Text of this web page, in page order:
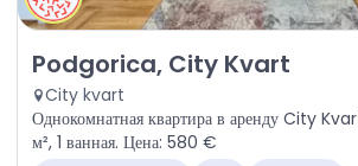
Аренда - Квартира Podgorica, City
Podgorica, City Kvart
City kvart
Однокомнатная квартира в аренду City
м², 1 ванная. Цена: 580 €